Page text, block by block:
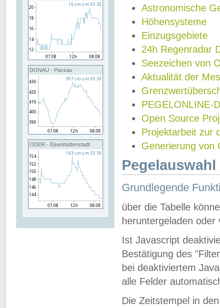
DONAU - Passau
ODER - Eisenhüttenstadt
Astronomische
Höhensysteme
Einzugsgebiete
24h Regenradar
Seezeichen von
Aktualität der
PEGELONLINE-
Open Source
Projektarbeit zur
Generierung von
Grundlegende
über die Tabelle
heruntergeladen oder
Ist Javascript
Bestätigung des
bei deaktiviertem
alle Felder
Die Zeitstempel in